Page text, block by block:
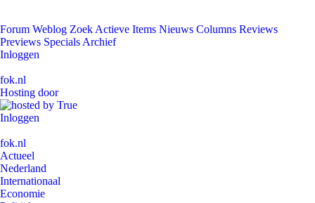
Forum Weblog Zoek Actieve Items Nieuws Columns Reviews
Previews Specials Archief
Inloggen
fok.nl
Hosting door
Inloggen
fok.nl
Actueel
Nederland
Internationaal
Economie